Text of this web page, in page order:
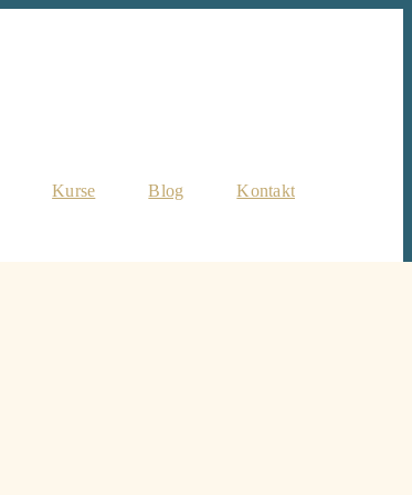
Kurse Blog Kontakt